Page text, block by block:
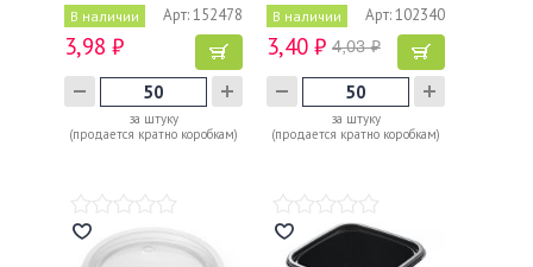
В наличии Арт: 152478
3,98 ₽
за штуку
(продается кратно коробкам)
В наличии Арт: 102340
3,40 ₽ 4,03 ₽
за штуку
(продается кратно коробкам)